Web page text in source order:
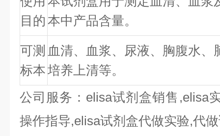
目的 本中产品含量。
可测
标本
血清、血浆、尿液、胸腹水、
培养上清等。
公司服务：elisa试剂盒销售,elisa
操作指导,elisa试剂盒代做实验,代